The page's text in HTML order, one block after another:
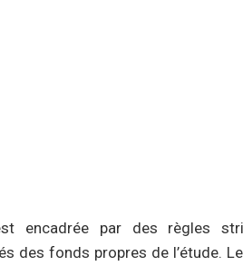
encadrée par des règles
des fonds propres de l’étude.